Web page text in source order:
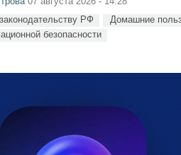
РФ Домашние
безопасности